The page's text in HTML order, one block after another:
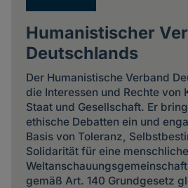
Humanistischer
Deutschlands
Der Humanistische Verband
die Interessen und Rechte von
Staat und Gesellschaft. Er
ethische Debatten ein und
Basis von Toleranz,
Solidarität für eine
gemäß Art. 140 Grundgesetz